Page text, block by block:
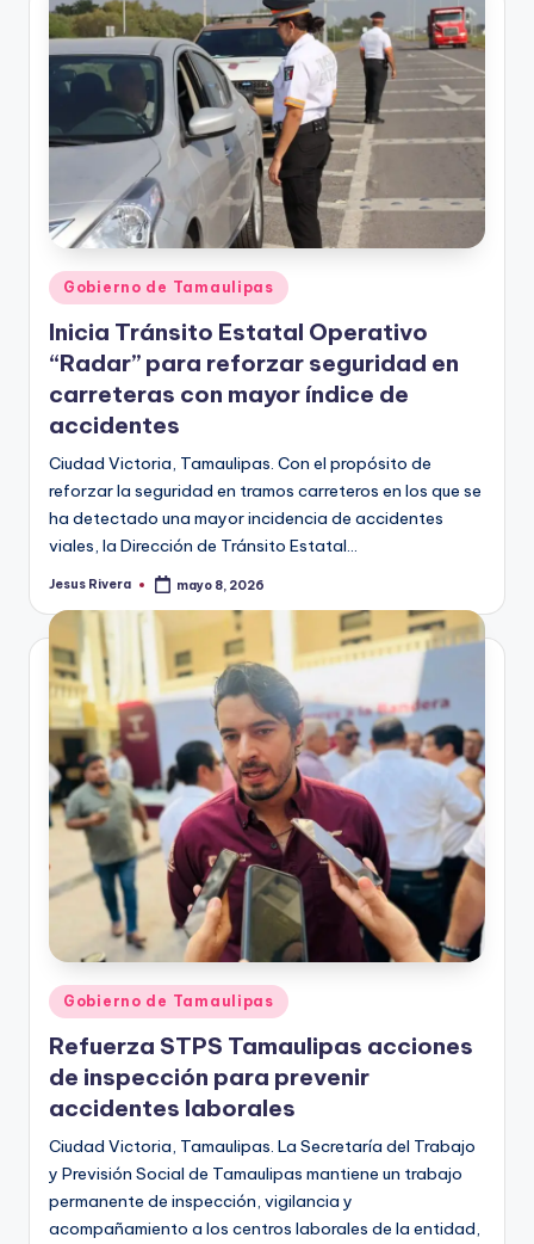
Publicado
en
Gobierno de Tamaulipas
Inicia Tránsito Estatal Operativo
“Radar” para reforzar seguridad en
carreteras con mayor índice de
accidentes
Ciudad Victoria, Tamaulipas. Con el propósito de
reforzar la seguridad en tramos carreteros en los que se
ha detectado una mayor incidencia de accidentes
viales, la Dirección de Tránsito Estatal…
Publicado
Jesus Rivera mayo 8, 2026
Publicado
en
Gobierno de Tamaulipas
Refuerza STPS Tamaulipas acciones
de inspección para prevenir
accidentes laborales
Ciudad Victoria, Tamaulipas. La Secretaría del Trabajo
y Previsión Social de Tamaulipas mantiene un trabajo
permanente de inspección, vigilancia y
acompañamiento a los centros laborales de la entidad,